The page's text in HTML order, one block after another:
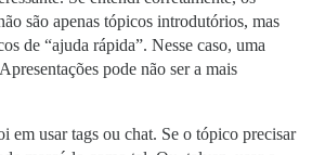
são apenas tópicos introdutórios, mas
de “ajuda rápida”. Nesse caso, uma
pode não ser a mais
em usar tags ou chat. Se o tópico precisar